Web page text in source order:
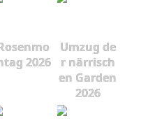
2026
Umzug de
r närrisch
en Garden
2026